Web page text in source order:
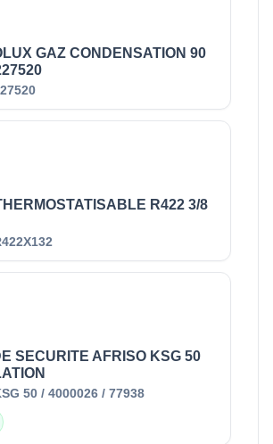
GAZ CONDENSATION 90
R422 3/8
SECURITE AFRISO KSG 50
50 / 4000026 / 77938